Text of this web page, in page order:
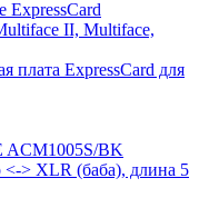
плата ExpressCard для